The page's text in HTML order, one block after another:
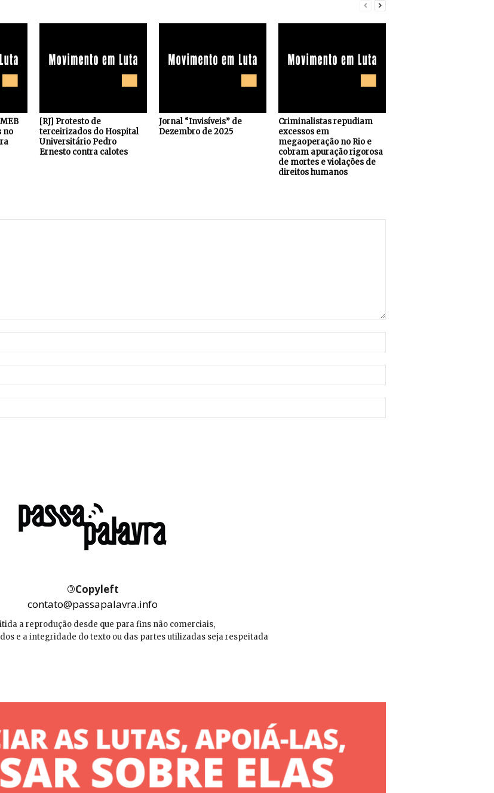
no
[RJ] Protesto de
terceirizados do Hospital
Universitário Pedro
Ernesto contra calotes
Jornal “Invisíveis” de
Dezembro de 2025
Criminalistas repudiam
excessos em
megaoperação no Rio e
cobram apuração rigorosa
de mortes e violações de
direitos humanos
©Copyleft
contato@passapalavra.info
a reprodução desde que para fins não comerciais,
e a integridade do texto ou das partes utilizadas seja respeitada